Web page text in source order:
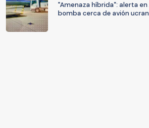
"Amenaza híbrida": alerta
bomba cerca de avión